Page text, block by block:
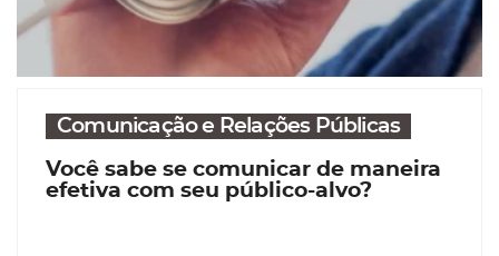
Comunicação e Relações Públicas
Você sabe se comunicar de maneira
efetiva com seu público-alvo?